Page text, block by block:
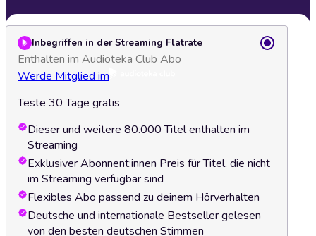
Inbegriffen in der Streaming Flatrate
Enthalten im Audioteka Club Abo
Werde Mitglied im
Teste 30 Tage gratis
Dieser und weitere 80.000 Titel enthalten im
Streaming
Exklusiver Abonnent:innen Preis für Titel, die nicht
im Streaming verfügbar sind
Flexibles Abo passend zu deinem Hörverhalten
Deutsche und internationale Bestseller gelesen
von den besten deutschen Stimmen